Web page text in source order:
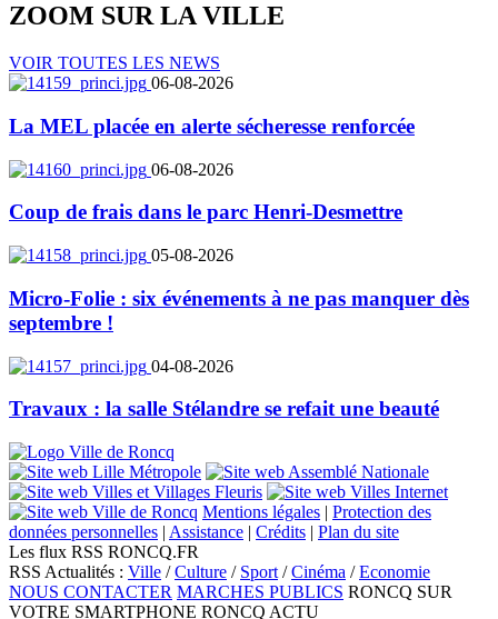
ZOOM SUR LAVILLE
VOIR TOUTES LES NEWS
06-08-2026
La MEL placée en alerte sécheresse renforcée
06-08-2026
Coup de frais dans le parc Henri-Desmettre
05-08-2026
Micro-Folie : six événements à ne pas manquer dès
septembre !
04-08-2026
Travaux : la salle Stélandre se refait une beauté
Mentions légales | Protection des
données personnelles | Assistance | Crédits | Plan du site
Les flux RSS RONCQ.FR
RSS Actualités : Ville /Culture / Sport /Cinéma /Economie
NOUS CONTACTER MARCHES PUBLICS RONCQ SUR
VOTRE SMARTPHONE RONCQ ACTU